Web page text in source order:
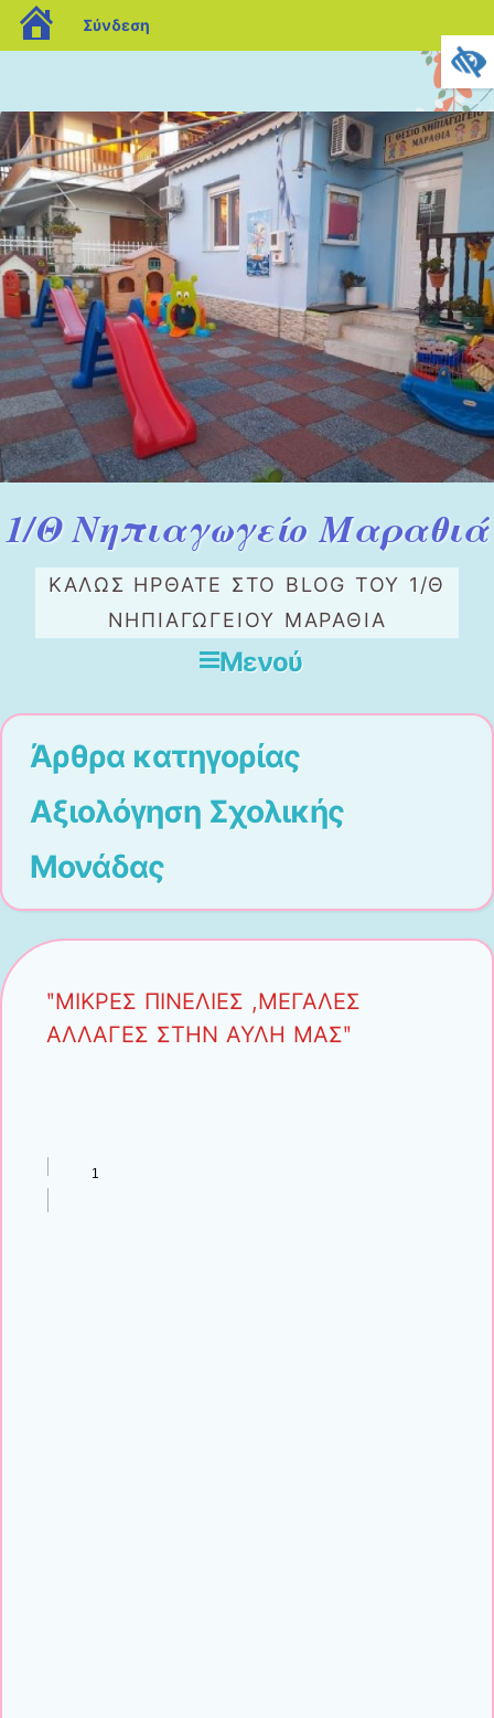
1/Θ Νηπιαγωγείο Μαραθιά
ΚΑΛΏΣ ΉΡΘΑΤΕ ΣΤΟ ΒLOG ΤΟΥ 1/Θ
ΝΗΠΙΑΓΩΓΕΙΟΥ ΜΑΡΑΘΙΑ
Μενού
Άρθρα κατηγορίας
Αξιολόγηση Σχολικής
Μονάδας
ʺΜΙΚΡΕΣ ΠΙΝΕΛΙΕΣ ,ΜΕΓΑΛΕΣ
ΑΛΛΑΓΕΣ ΣΤΗΝ ΑΥΛΗ ΜΑΣʺ
blogs.sch.gr
Σύνδεση